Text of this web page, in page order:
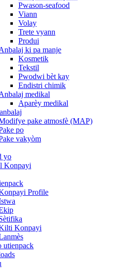
Pwason-seafood
Viann
Volay
Trete vyann
Produi
ki pa manje
Kosmetik
Tekstil
Pwodwi bèt kay
Endistri chimik
medikal
Aparèy medikal
pake atmosfè (MAP)
po
vakyòm
yo
Konpayi
Profile
Konpayi
utienpack